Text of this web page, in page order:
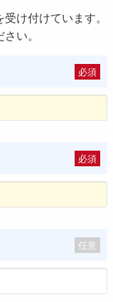
け付けています。
い。
必須
必須
任意